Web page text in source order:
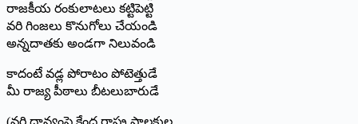
రాజకీయ రంకులాటలు కట్టిపెట్టి
వరి గింజలు కొనుగోలు చేయండి
అన్నదాతకు అండగా నిలువండి
కాదంటే వడ్ల పోరాటం పోటెత్తుడే
మీ రాజ్య పీఠాలు బీటలుబారుడే
(వరి ధాన్యంపై కేంద్ర రాష్ట్ర పాలకుల